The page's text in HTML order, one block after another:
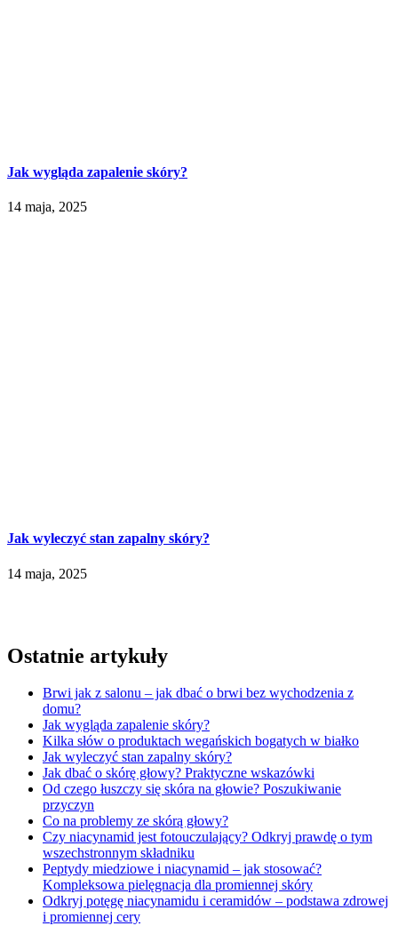
Jak wygląda zapalenie skóry?
14 maja, 2025
Jak wyleczyć stan zapalny skóry?
14 maja, 2025
Ostatnie artykuły
Brwi jak z salonu – jak dbać o brwi bez wychodzenia z
domu?
Jak wygląda zapalenie skóry?
Kilka słów o produktach wegańskich bogatych w białko
Jak wyleczyć stan zapalny skóry?
Jak dbać o skórę głowy? Praktyczne wskazówki
Od czego łuszczy się skóra na głowie? Poszukiwanie
przyczyn
Co na problemy ze skórą głowy?
Czy niacynamid jest fotouczulający? Odkryj prawdę o tym
wszechstronnym składniku
Peptydy miedziowe i niacynamid – jak stosować?
Kompleksowa pielęgnacja dla promiennej skóry
Odkryj potęgę niacynamidu i ceramidów – podstawa zdrowej
i promiennej cery